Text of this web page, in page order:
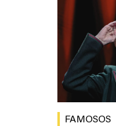
FAMOSOS